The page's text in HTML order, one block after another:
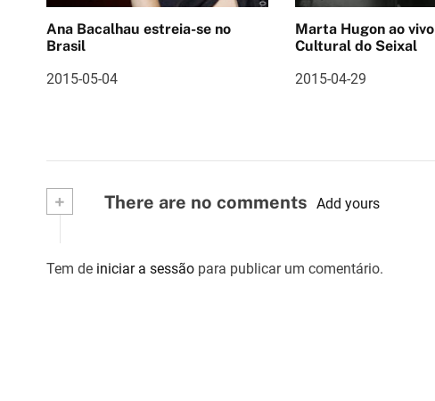
ã
o
d
r
t
Ana Bacalhau estreia-se no
Brasil
2015-05-04
Marta Hugon ao vivo no Fórum
Cultural do Seixal
2015-04-29
+ There are no comments Add yours
Tem de iniciar a sessão para publicar um comentário.